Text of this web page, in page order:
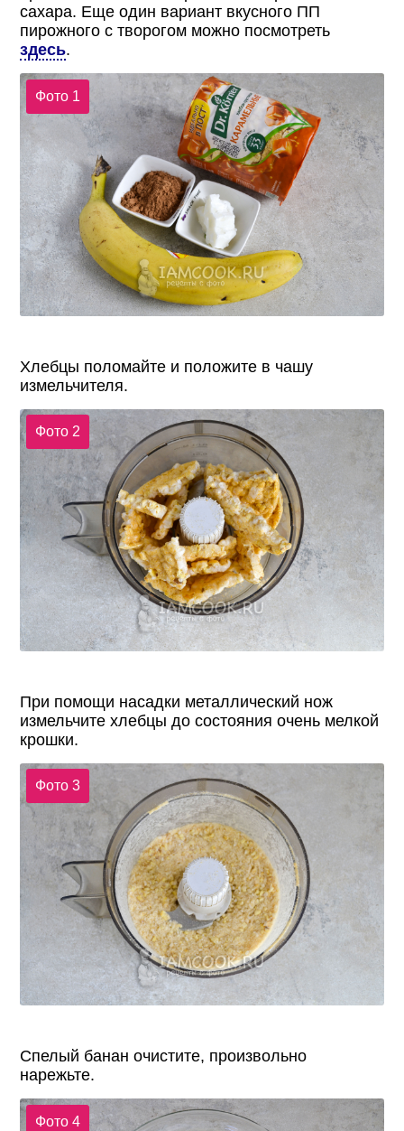
сахара. Еще один вариант вкусного ПП
пирожного с творогом можно посмотреть
здесь.
Фото 1
Хлебцы поломайте и положите в чашу
измельчителя.
Фото 2
При помощи насадки металлический нож
измельчите хлебцы до состояния очень мелкой
крошки.
Фото 3
Спелый банан очистите, произвольно
нарежьте.
Фото 4